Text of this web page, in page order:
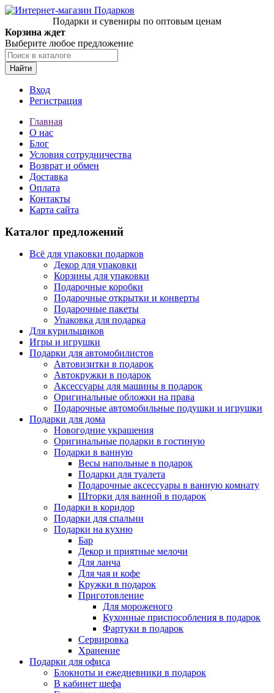
Подарки и сувениры по оптовым ценам
Корзина ждет
Выберите любое предложение
Найти
Вход
Регистрация
Главная
О нас
Блог
Условия сотрудничества
Возврат и обмен
Доставка
Оплата
Контакты
Карта сайта
Каталог предложений
Всё для упаковки подарков
Декор для упаковки
Корзины для упаковки
Подарочные коробки
Подарочные открытки и конверты
Подарочные пакеты
Упаковка для подарка
Для курильщиков
Игры и игрушки
Подарки для автомобилистов
Автовизитки в подарок
Автокружки в подарок
Аксессуары для машины в подарок
Оригинальные обложки на права
Подарочные автомобильные подушки и игрушки
Подарки для дома
Новогодние украшения
Оригинальные подарки в гостиную
Подарки в ванную
Весы напольные в подарок
Подарки для туалета
Подарочные аксессуары в ванную комнату
Шторки для ванной в подарок
Подарки в коридор
Подарки для спальни
Подарки на кухню
Бар
Декор и приятные мелочи
Для ланча
Для чая и кофе
Кружки в подарок
Приготовление
Для мороженого
Кухонные приспособления в подарок
Фартуки в подарок
Сервировка
Хранение
Подарки для офиса
Блокноты и ежедневники в подарок
В кабинет шефа